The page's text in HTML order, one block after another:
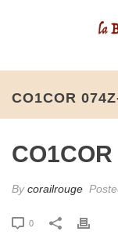
CO1COR
Bycorailrouge
0